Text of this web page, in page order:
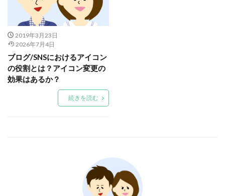
2019年3月23日
2026年7月4日
ブログ/SNSにおけるアイコン
の役割とは？アイコン変更の
効果はあるか？
続きを読む